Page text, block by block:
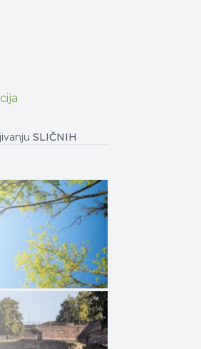
SLIČNIH